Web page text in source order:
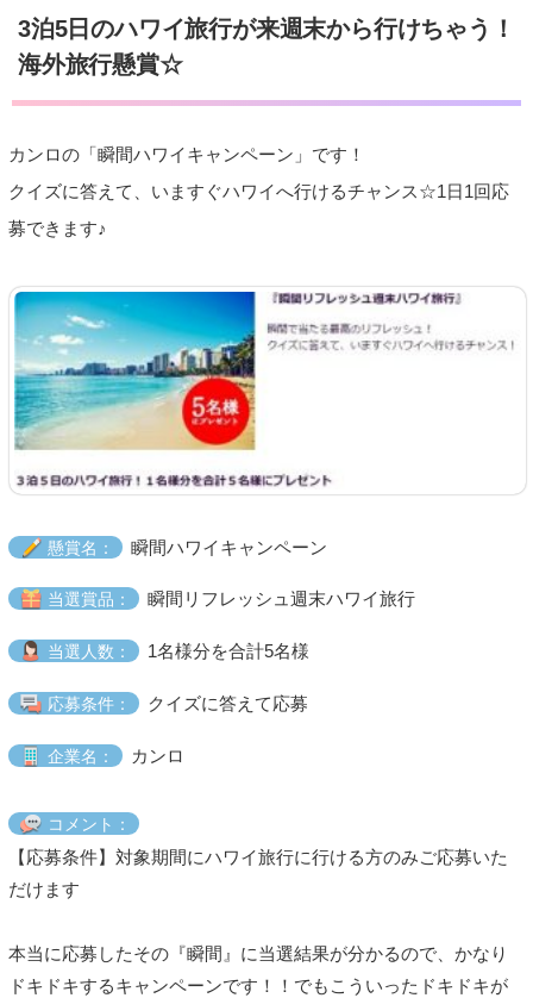
3泊5日のハワイ旅行が来週末から行けちゃう！
海外旅行懸賞☆
カンロの「瞬間ハワイキャンペーン」です！
クイズに答えて、いますぐハワイへ行けるチャンス☆1日1回応
募できます♪
懸賞名： 瞬間ハワイキャンペーン
当選賞品： 瞬間リフレッシュ週末ハワイ旅行
当選人数： 1名様分を合計5名様
応募条件： クイズに答えて応募
企業名： カンロ
コメント：
【応募条件】対象期間にハワイ旅行に行ける方のみご応募いた
だけます
本当に応募したその『瞬間』に当選結果が分かるので、かなり
ドキドキするキャンペーンです！！でもこういったドキドキが